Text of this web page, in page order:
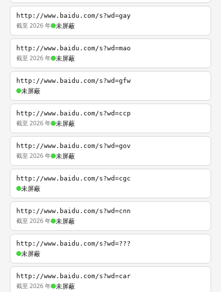
http://www.baidu.com/s?wd=gay
截至 2026 年 未屏蔽
http://www.baidu.com/s?wd=mao
截至 2026 年 未屏蔽
http://www.baidu.com/s?wd=gfw
未屏蔽
http://www.baidu.com/s?wd=ccp
截至 2026 年 未屏蔽
http://www.baidu.com/s?wd=gov
截至 2026 年 未屏蔽
http://www.baidu.com/s?wd=cgc
未屏蔽
http://www.baidu.com/s?wd=cnn
截至 2026 年 未屏蔽
http://www.baidu.com/s?wd=???
未屏蔽
http://www.baidu.com/s?wd=car
截至 2026 年 未屏蔽